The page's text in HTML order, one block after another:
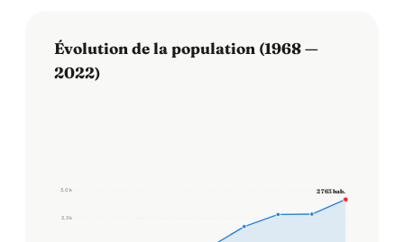
Évolution de la population (1968 —
2022)
2,3 k
3,0 k 2 763 hab.